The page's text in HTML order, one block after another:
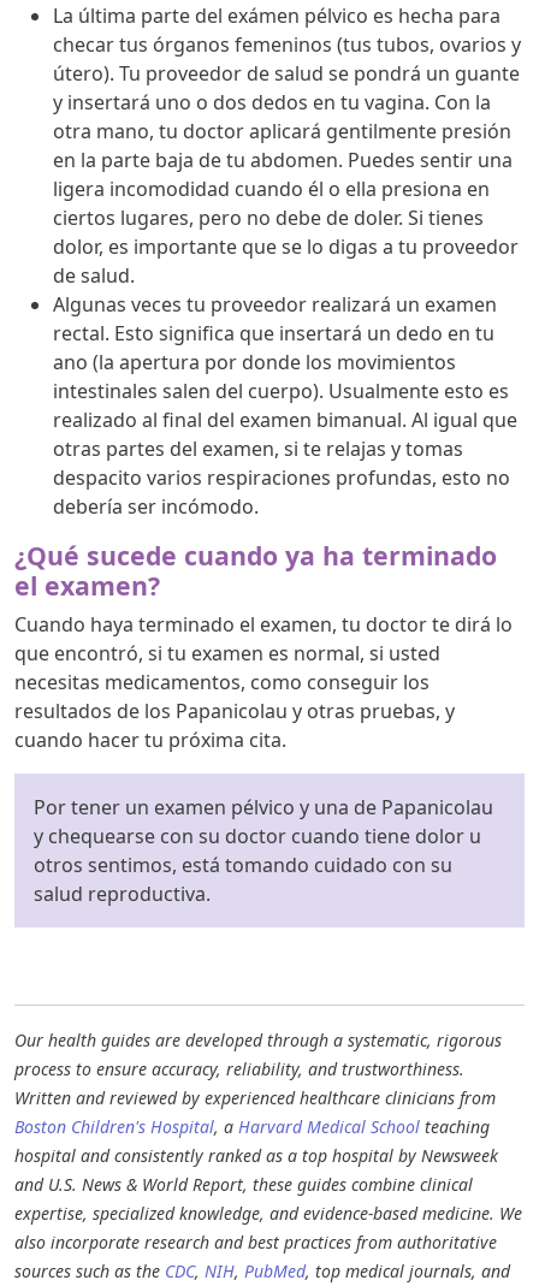
La última parte del exámen pélvico es hecha para
checar tus órganos femeninos (tus tubos, ovarios y
útero). Tu proveedor de salud se pondrá un guante
y insertará uno o dos dedos en tu vagina. Con la
otra mano, tu doctor aplicará gentilmente presión
en la parte baja de tu abdomen. Puedes sentir una
ligera incomodidad cuando él o ella presiona en
ciertos lugares, pero no debe de doler. Si tienes
dolor, es importante que se lo digas a tu proveedor
de salud.
Algunas veces tu proveedor realizará un examen
rectal. Esto significa que insertará un dedo en tu
ano (la apertura por donde los movimientos
intestinales salen del cuerpo). Usualmente esto es
realizado al final del examen bimanual. Al igual que
otras partes del examen, si te relajas y tomas
despacito varios respiraciones profundas, esto no
debería ser incómodo.
¿Qué sucede cuando ya ha terminado
el examen?
Cuando haya terminado el examen, tu doctor te dirá lo
que encontró, si tu examen es normal, si usted
necesitas medicamentos, como conseguir los
resultados de los Papanicolau y otras pruebas, y
cuando hacer tu próxima cita.
Por tener un examen pélvico y una de Papanicolau
y chequearse con su doctor cuando tiene dolor u
otros sentimos, está tomando cuidado con su
salud reproductiva.
Our health guides are developed through a systematic, rigorous
process to ensure accuracy, reliability, and trustworthiness.
Written and reviewed by experienced healthcare clinicians from
Boston Children's Hospital, a Harvard Medical School teaching
hospital and consistently ranked as a top hospital by Newsweek
and U.S. News & World Report, these guides combine clinical
expertise, specialized knowledge, and evidence-based medicine. We
also incorporate research and best practices from authoritative
sources such as the CDC, NIH, PubMed, top medical journals, and